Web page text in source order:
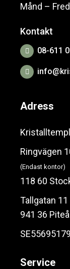
Månd –
Kontakt
08-611
Adress
Ringvägen
(Endast kontor)
118 60
Tallgatan 11
941 36 Piteå
Service